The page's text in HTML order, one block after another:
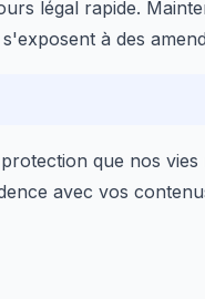
légal rapide.
à des
que nos vies
avec vos